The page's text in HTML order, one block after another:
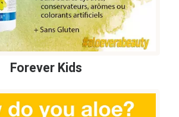
Forever Kids